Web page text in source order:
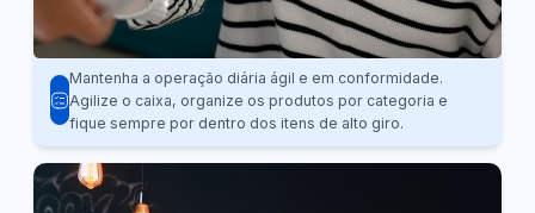
Mantenha a operação diária ágil e em conformidade.
Agilize o caixa, organize os produtos por categoria e
fique sempre por dentro dos itens de alto giro.